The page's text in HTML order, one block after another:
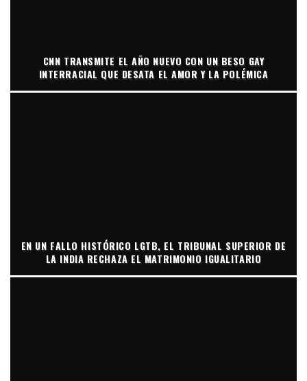
CNN TRANSMITE EL AÑO NUEVO CON UN BESO GAY
INTERRACIAL QUE DESATA EL AMOR Y LA POLÉMICA
EN UN FALLO HISTÓRICO LGTB, EL TRIBUNAL SUPERIOR DE
LA INDIA RECHAZA EL MATRIMONIO IGUALITARIO